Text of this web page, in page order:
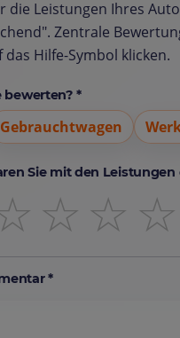
die Leistungen Ihres
Zentrale
Hilfe-Symbol klicken.
bewerten? *
Gebrauchtwagen
Sie mit den Leistungen
☆
☆
☆
*